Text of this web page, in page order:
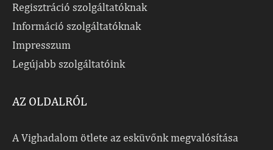
Regisztráció szolgáltatóknak
Információ szolgáltatóknak
Impresszum
Legújabb szolgáltatóink
AZ OLDALRÓL
A Vighadalom ötlete az esküvőnk megvalósítása